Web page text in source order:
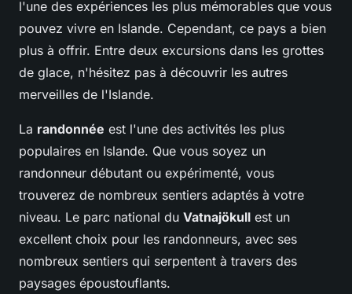
l'une des expériences les plus mémorables que vous
pouvez vivre en Islande. Cependant, ce pays a bien
plus à offrir. Entre deux excursions dans les grottes
de glace, n'hésitez pas à découvrir les autres
merveilles de l'Islande.
La randonnée est l'une des activités les plus
populaires en Islande. Que vous soyez un
randonneur débutant ou expérimenté, vous
trouverez de nombreux sentiers adaptés à votre
niveau. Le parc national du Vatnajökull est un
excellent choix pour les randonneurs, avec ses
nombreux sentiers qui serpentent à travers des
paysages époustouflants.